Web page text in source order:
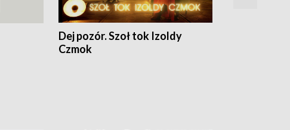
Dej pozór. Szoł tok Izoldy
Czmok